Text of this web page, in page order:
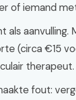
of iemand
als
(circa €15
therapeut.
fout: